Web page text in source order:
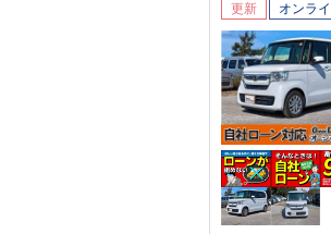
更新 オンラ